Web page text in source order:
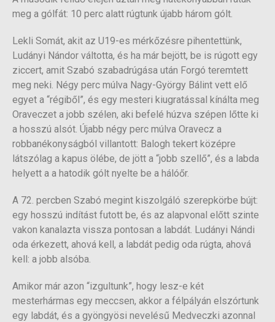
meg a gólfát: 10 perc alatt rúgtunk újabb három gólt.
Lekli Somát, akit az U19-es mérkőzésre pihentettünk,
Ludányi Nándor váltotta, és ha már bejött, be is rúgott egy
ziccert, amit Szabó szabadrúgása után Forgó teremtett
meg neki. Négy perc múlva Nagy-György Bálint vett elő
egyet a “régiből”, és egy mesteri kiugratással kínálta meg
Oraveczet a jobb szélen, aki befelé húzva szépen lőtte ki
a hosszú alsót. Újabb négy perc múlva Oravecz a
robbanékonyságból villantott: Balogh tekert középre
látszólag a kapus ölébe, de jött a “jobb szellő”, és a labda
helyett a a hatodik gólt nyelte be a hálóőr.
A 72. percben Szabó megint kiszolgáló szerepkörbe bújt:
egy hosszú indítást futott be, és az alapvonal előtt szinte
vakon kanalazta vissza pontosan a labdát. Ludányi Nándi
oda érkezett, ahová kell, a labdát pedig oda rúgta, ahová
kell: a jobb alsóba.
Amikor már azon “izgultunk”, hogy lesz-e két
mesterhármas egy meccsen, akkor a félpályán elszórtunk
egy labdát, és a gyöngyösi nevelésű Medveczki azonnal